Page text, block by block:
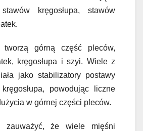
kręgosłupa, stawów
tworzą górną część pleców,
kręgosłupa i szyi. Wiele z
jako stabilizatory postawy
powodując liczne
w górnej części pleców.
zauważyć, że wiele mięśni